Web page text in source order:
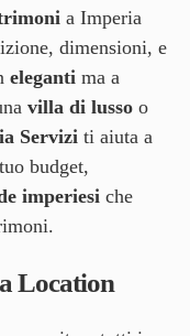
a Imperia
dimensioni, e
elegantima a
villa di lussoo
Serviziti aiuta a
budget,
imperiesiche
Location